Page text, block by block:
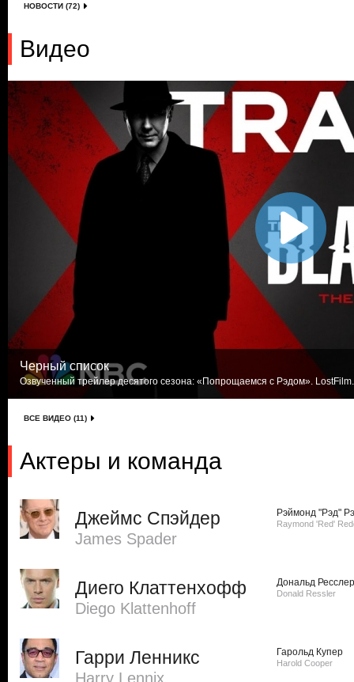
НОВОСТИ (72)
Видео
Черный список
Озвученный трейлер десятого сезона: «Попрощаемся с Рэдом».
ВСЕ ВИДЕО (11)
Актеры и команда
Джеймс Спэйдер
James Spader
Рэймонд "Рэд"
Raymond 'Red'
Диего Клаттенхофф
Diego Klattenhoff
Дональд Ресслер
Donald Ressler
Гарри Ленникс
Harry Lennix
Гарольд Купер
Harold Cooper